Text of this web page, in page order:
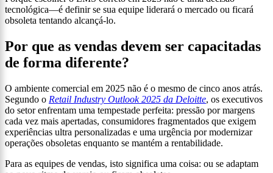
tecnológica—é definir se sua equipe liderará o mercado ou ficará
obsoleta tentando alcançá-lo.
Por que as vendas devem ser capacitadas
de forma diferente?
O ambiente comercial em 2025 não é o mesmo de cinco anos atrás.
Segundo o Retail Industry Outlook 2025 da Deloitte, os executivos
do setor enfrentam uma tempestade perfeita: pressão por margens
cada vez mais apertadas, consumidores fragmentados que exigem
experiências ultra personalizadas e uma urgência por modernizar
operações obsoletas enquanto se mantém a rentabilidade.
Para as equipes de vendas, isto significa uma coisa: ou se adaptam